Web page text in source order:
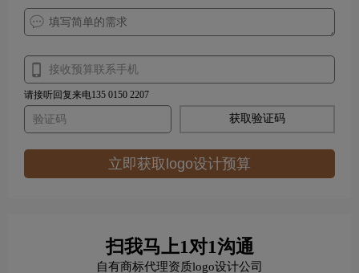
请接听回复来电135 0150 2207
获取验证码
立即获取logo设计预算
扫我马上1对1沟通
自有商标代理资质logo设计公司